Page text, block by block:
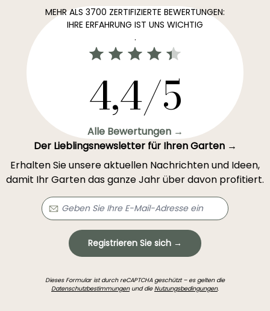
MEHR ALS 3700 ZERTIFIZIERTE BEWERTUNGEN:
IHRE ERFAHRUNG IST UNS WICHTIG
.
4,4/5
Alle Bewertungen →
Der Lieblingsnewsletter für Ihren Garten →
Erhalten Sie unsere aktuellen Nachrichten und Ideen,
damit Ihr Garten das ganze Jahr über davon profitiert.
Registrieren Sie sich →
Dieses Formular ist durch reCAPTCHA geschützt – es gelten die
Datenschutzbestimmungenund dieNutzungsbedingungen.